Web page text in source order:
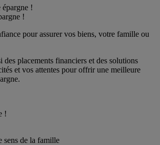
!
pour assurer vos biens, votre famille ou
des placements financiers et des solutions
et vos attentes pour offrir une meilleure
sens de la famille